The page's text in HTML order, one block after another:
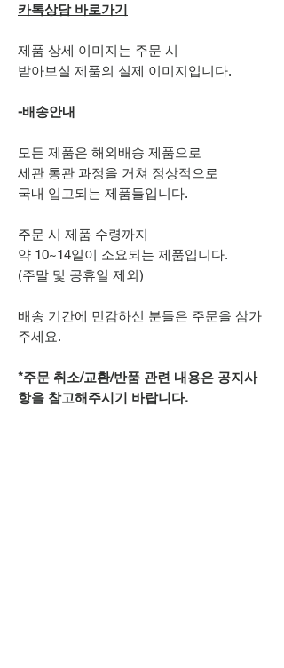
카톡상담 바로가기
제품 상세 이미지는 주문 시
받아보실 제품의 실제 이미지입니다.
-배송안내
모든 제품은 해외배송 제품으로
세관 통관 과정을 거쳐 정상적으로
국내 입고되는 제품들입니다.
주문 시 제품 수령까지
약 10~14일이 소요되는 제품입니다.
(주말 및 공휴일 제외)
배송 기간에 민감하신 분들은 주문을 삼가
주세요.
*주문 취소/교환/반품 관련 내용은 공지사
항을 참고해주시기 바랍니다.